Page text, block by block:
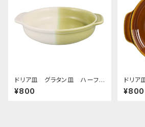
ドリア皿 グラタン皿 ハーフ＆
ハーフ グリーン
¥800
ドリ
ハーフ
¥800